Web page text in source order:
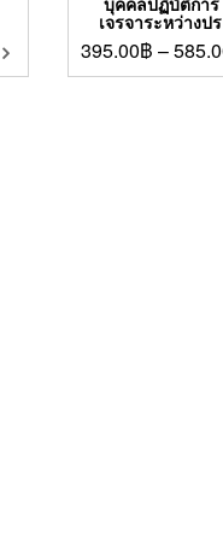
เจรจาระหว่างป
395.00฿ –